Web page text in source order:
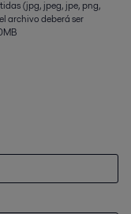
(jpg, jpeg, jpe, png,
archivo deberá ser